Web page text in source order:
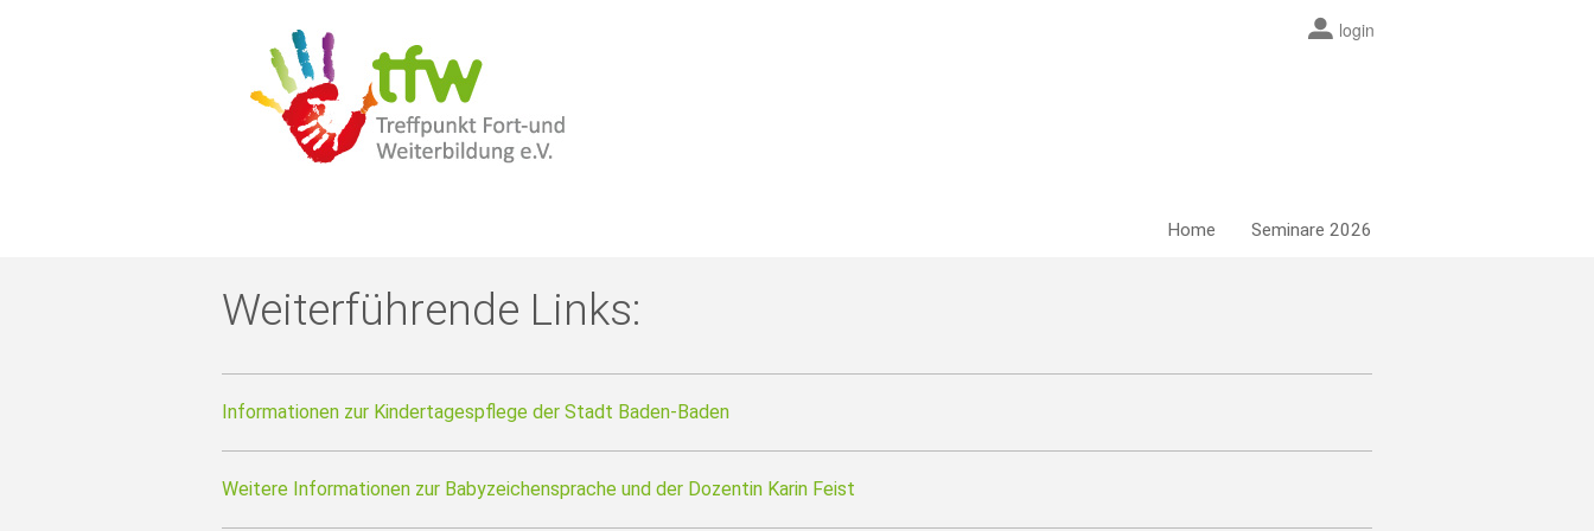
Home Seminare 2026
Weiterführende Links:
Informationen zur Kindertagespflege der Stadt Baden-Baden
Weitere Informationen zur Babyzeichensprache und der Dozentin Karin Feist
login